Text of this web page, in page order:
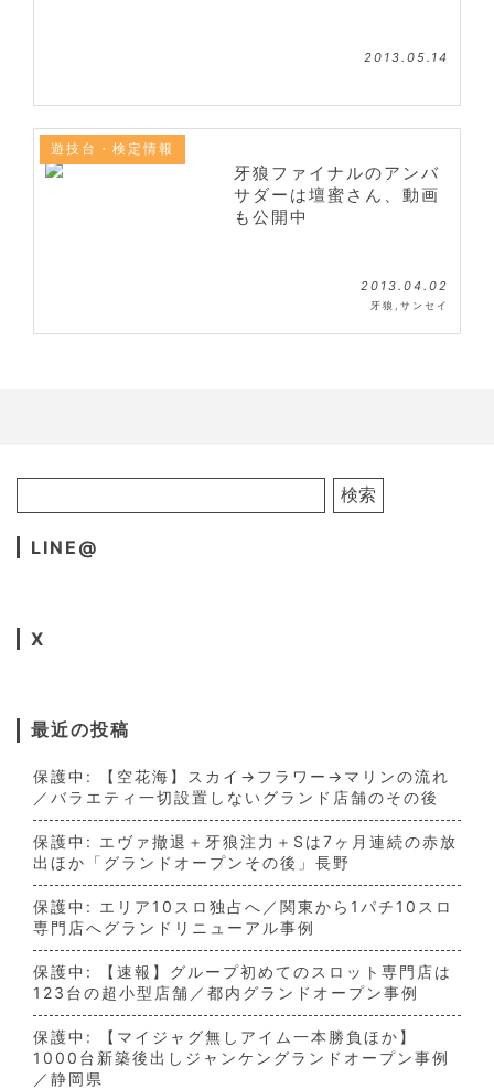
2013.05.14
遊技台・検定情報
牙狼ファイナルのアンバ
サダーは壇蜜さん、動画
も公開中
2013.04.02
牙狼 サンセイ
LINE@
X
最近の投稿
保護中: 【空花海】スカイ→フラワー→マリンの流れ
／バラエティ一切設置しないグランド店舗のその後
保護中: エヴァ撤退＋牙狼注力＋Sは7ヶ月連続の赤放
出ほか「グランドオープンその後」長野
保護中: エリア10スロ独占へ／関東から1パチ10スロ
専門店へグランドリニューアル事例
保護中: 【速報】グループ初めてのスロット専門店は
123台の超小型店舗／都内グランドオープン事例
保護中: 【マイジャグ無しアイム一本勝負ほか】
1000台新築後出しジャンケングランドオープン事例
／静岡県